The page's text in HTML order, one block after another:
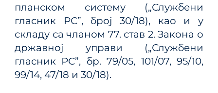
планском систему („Службени
гласник РС”, број 30/18), као и у
складу са чланом 77. став 2. Закона о
државној управи („Службени
гласник РС”, бр. 79/05, 101/07, 95/10,
99/14, 47/18 и 30/18).